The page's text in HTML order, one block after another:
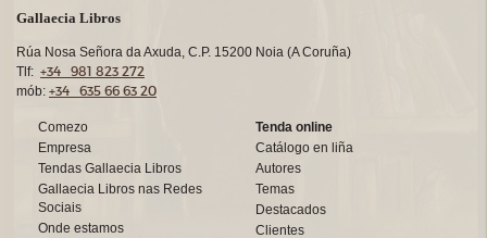
Gallaecia Libros
Rúa Nosa Señora da Axuda, C.P. 15200 Noia (A Coruña)
Tlf: +34 981 823 272
mób: +34 635 66 63 20
Comezo
Empresa
Tendas Gallaecia Libros
Gallaecia Libros nas Redes
Sociais
Onde estamos
Tenda online
Catálogo en liña
Autores
Temas
Destacados
Clientes